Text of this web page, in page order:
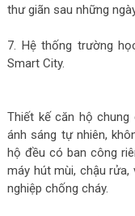
thư giãn sau những
7. Hệ thống trường
Smart City.
Thiết kế căn hộ chung
ánh sáng tự nhiên,
hộ đều có ban công
máy hút mùi, chậu
nghiệp chống cháy.